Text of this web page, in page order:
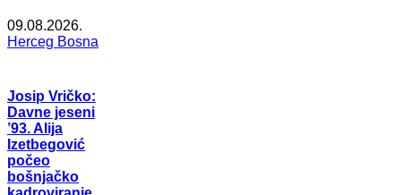
09.08.2026.
Herceg Bosna
Josip Vričko:
Davne jeseni
’93. Alija
Izetbegović
počeo
bošnjačko